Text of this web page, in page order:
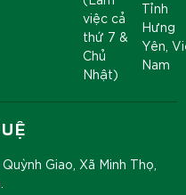
việc cả
thứ 7 &
Chủ
Nhật)
Tỉnh
Hưng
Yên,
Nam
Giao, Xã Minh Thọ,